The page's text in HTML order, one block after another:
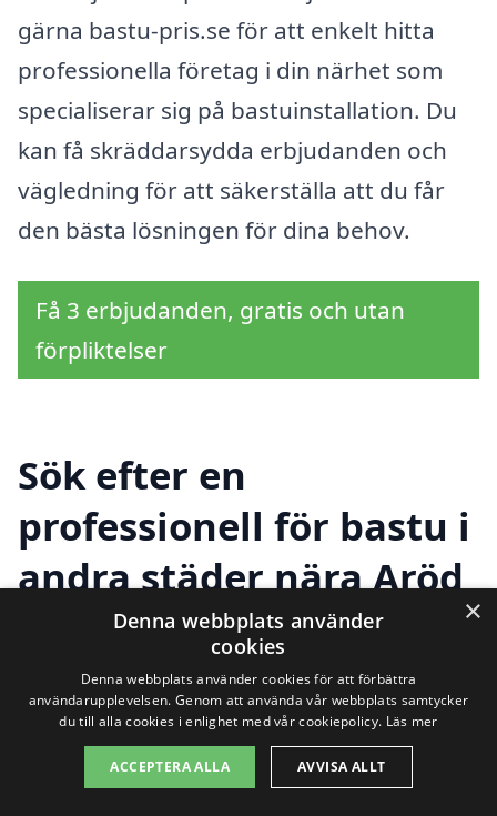
gärna bastu-pris.se för att enkelt hitta
professionella företag i din närhet som
specialiserar sig på bastuinstallation. Du
kan få skräddarsydda erbjudanden och
vägledning för att säkerställa att du får
den bästa lösningen för dina behov.
Få 3 erbjudanden, gratis och utan
förpliktelser
Sök efter en
professionell för bastu i
andra städer nära Aröd
Att hitta en bastu i Aröd kan vara en
utmaning, men det finns faktiskt flera
alternativ i närområdet som kan uppfylla
dina behov. När du letar efter bastu, är
×
Denna webbplats använder
cookies
Denna webbplats använder cookies för att förbättra
användarupplevelsen. Genom att använda vår webbplats samtycker
du till alla cookies i enlighet med vår cookiepolicy. Läs mer
ACCEPTERA ALLA AVVISA ALLT